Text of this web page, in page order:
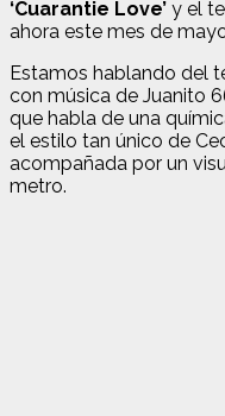
‘Cuarantie Love’ y el
ahora este mes de
Estamos hablando del
con música de Juanito
que habla de una
el estilo tan único de
acompañada por un
metro.